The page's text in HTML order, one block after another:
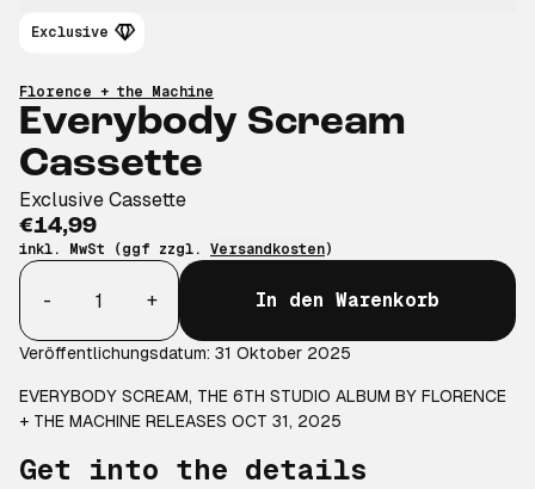
Florence + the Machine
Everybody Scream
Cassette
Exclusive Cassette
€14,99
inkl. MwSt (ggf zzgl. Versandkosten)
Anzahl
-
+ In den Warenkorb
Veröffentlichungsdatum: 31 Oktober 2025
EVERYBODY SCREAM, THE 6TH STUDIO ALBUM BY FLORENCE
+ THE MACHINE RELEASES OCT 31, 2025
Get into the details
Exclusive